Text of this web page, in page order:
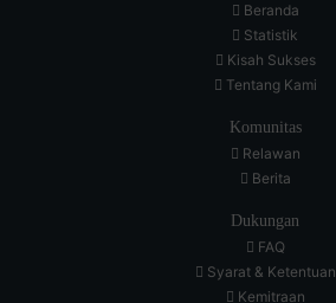
Beranda
Statistik
Kisah Sukses
Tentang Kami
Komunitas
Relawan
Berita
Dukungan
FAQ
Syarat & Ketentuan
Kemitraan